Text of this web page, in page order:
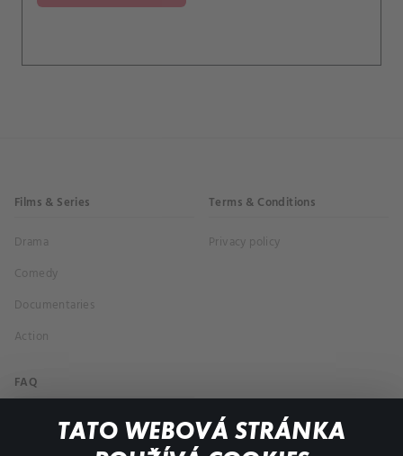
TATO WEBOVÁ STRÁNKA
Films & Series
Drama
Comedy
Documentaries
Action
Terms & Conditions
Privacy policy
FAQ
My profile